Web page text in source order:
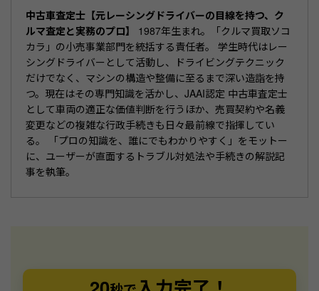
中古車査定士【元レーシングドライバーの目線を持つ、ク
ルマ査定と実務のプロ】
1987年生まれ。「クルマ買取ソコ
カラ」の小売事業部門を統括する責任者。 学生時代はレー
シングドライバーとして活動し、ドライビングテクニック
だけでなく、マシンの構造や整備に至るまで深い造詣を持
つ。現在はその専門知識を活かし、JAAI認定 中古車査定士
として車両の適正な価値判断を行うほか、売買契約や名義
変更などの複雑な行政手続きも日々最前線で指揮してい
る。 「プロの知識を、誰にでもわかりやすく」をモットー
に、ユーザーが直面するトラブル対処法や手続きの解説記
事を執筆。